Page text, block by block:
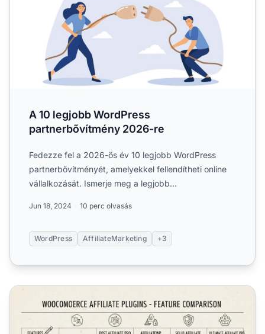
A 10 legjobb WordPress
partnerbővítmény 2026-re
Fedezze fel a 2026-ös év 10 legjobb WordPress
partnerbővítményét, amelyekkel fellendítheti online
vállalkozását. Ismerje meg a legjobb
Jun 18, 2024 10 perc olvasás
WordPress AffiliateMarketing +3
Legjobb affiliate WordPress bővítmény WooCommerce-